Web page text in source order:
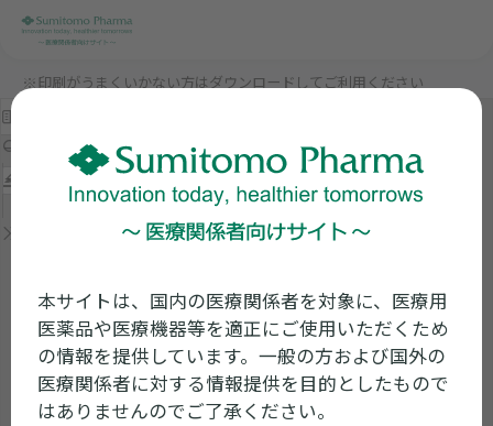
本サイトは、国内の医療関係者を対象に、医療用
医薬品や医療機器等を適正にご使用いただくため
の情報を提供しています。一般の方および国外の
医療関係者に対する情報提供を目的としたもので
はありませんのでご了承ください。
※印刷がうまくいかない方はダウンロードしてご利用ください